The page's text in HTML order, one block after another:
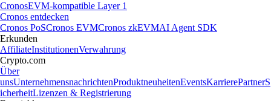
CronosEVM-kompatible Layer 1
Cronos entdecken
Cronos PoSCronos EVMCronos zkEVMAI Agent SDK
Erkunden
AffiliateInstitutionenVerwahrung
Crypto.com
Über
unsUnternehmensnachrichtenProduktneuheitenEventsKarrierePartnerS
icherheitLizenzen & Registrierung